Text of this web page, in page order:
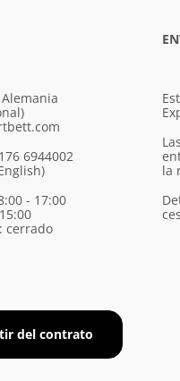
6944002
- 17:00
cerrado
del contrato
la